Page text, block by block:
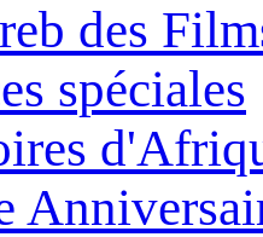
des
spéciales